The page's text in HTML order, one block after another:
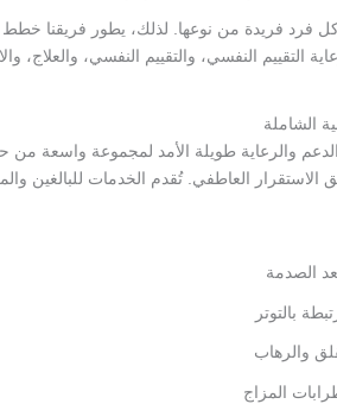
كل فرد فريدة من نوعها. لذلك، يطور فريقنا
التقييم النفسي، والتقييم النفسي، والعلاج،
الشاملة
والرعاية طويلة الأمد لمجموعة واسعة
الاستقرار العاطفي. تُقدم الخدمات للبالغين
الصدمة
بالتوتر
والرهاب
المزاج